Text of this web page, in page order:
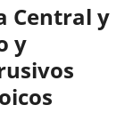
Central y
y